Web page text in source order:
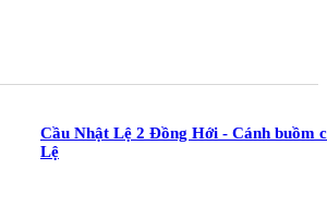
Cầu Nhật Lệ 2 Đồng Hới - Cánh buồm
Lệ